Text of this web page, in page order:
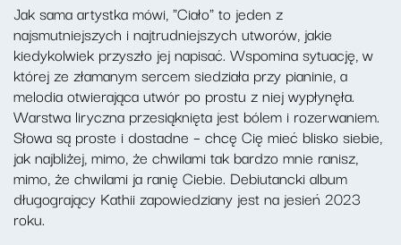
Jak sama artystka mówi, "Ciało" to jeden z
najsmutniejszych i najtrudniejszych utworów, jakie
kiedykolwiek przyszło jej napisać. Wspomina sytuację, w
której ze złamanym sercem siedziała przy pianinie, a
melodia otwierająca utwór po prostu z niej wypłynęła.
Warstwa liryczna przesiąknięta jest bólem i rozerwaniem.
Słowa są proste i dostadne – chcę Cię mieć blisko siebie,
jak najbliżej, mimo, że chwilami tak bardzo mnie ranisz,
mimo, że chwilami ja ranię Ciebie. Debiutancki album
długogrający Kathii zapowiedziany jest na jesień 2023
roku.